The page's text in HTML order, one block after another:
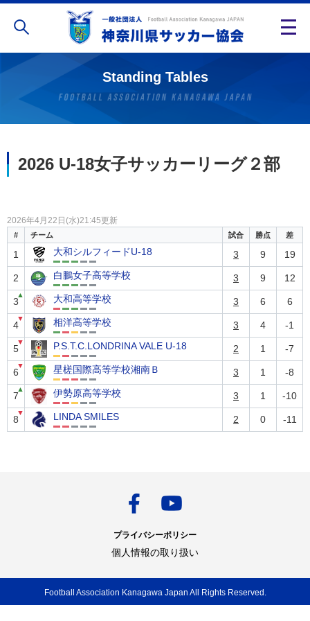
Standing Tables
2026 U-18女子サッカーリーグ２部
2026年4月22日(水)21:45更新
# チーム 試合 勝点 差
1 大和シルフィードU-18 3 9 19
2 白鵬女子高等学校 3 9 12
3
▲ 大和高等学校 3 6 6
4
▼ 相洋高等学校 3 4 -1
5
▼ P.S.T.C.LONDRINA VALE U-18 2 1 -7
6
▼ 星槎国際高等学校湘南Ｂ 3 1 -8
7
▲ 伊勢原高等学校 3 1 -10
8
▼ LINDA SMILES 2 0 -11
プライバシーポリシー
個人情報の取り扱い
Football Association Kanagawa Japan All Rights Reserved.